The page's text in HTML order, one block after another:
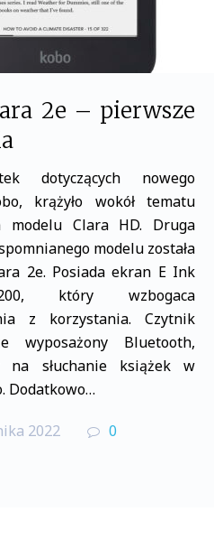
2e – pierwsze
dotyczących nowego
krążyło wokół tematu
modelu Clara HD. Druga
modelu została
2e. Posiada ekran E Ink
który wzbogaca
z korzystania. Czytnik
wyposażony Bluetooth,
na słuchanie książek w
Dodatkowo…
2022 0